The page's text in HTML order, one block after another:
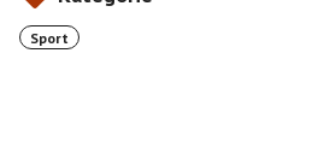
Sport